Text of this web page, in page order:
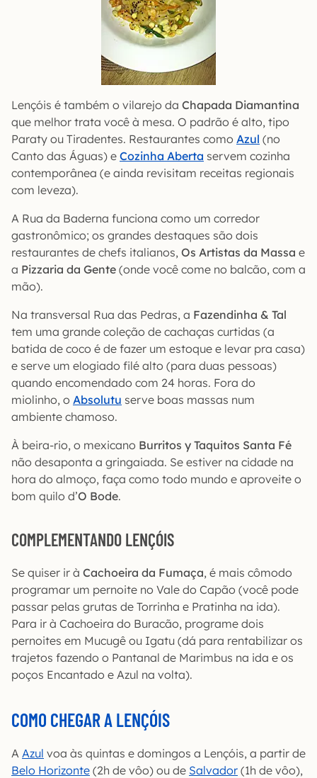
Lençóis é também o vilarejo da Chapada Diamantina
que melhor trata você à mesa. O padrão é alto, tipo
Paraty ou Tiradentes. Restaurantes como Azul (no
Canto das Águas) e Cozinha Aberta servem cozinha
contemporânea (e ainda revisitam receitas regionais
com leveza).
A Rua da Baderna funciona como um corredor
gastronômico; os grandes destaques são dois
restaurantes de chefs italianos, Os Artistas da Massa e
a Pizzaria da Gente (onde você come no balcão, com a
mão).
Na transversal Rua das Pedras, a Fazendinha & Tal
tem uma grande coleção de cachaças curtidas (a
batida de coco é de fazer um estoque e levar pra casa)
e serve um elogiado filé alto (para duas pessoas)
quando encomendado com 24 horas. Fora do
miolinho, o Absolutu serve boas massas num
ambiente chamoso.
À beira-rio, o mexicano Burritos y Taquitos Santa Fé
não desaponta a gringaiada. Se estiver na cidade na
hora do almoço, faça como todo mundo e aproveite o
bom quilo d’O Bode.
COMPLEMENTANDO LENÇÓIS
Se quiser ir à Cachoeira da Fumaça, é mais cômodo
programar um pernoite no Vale do Capão (você pode
passar pelas grutas de Torrinha e Pratinha na ida).
Para ir à Cachoeira do Buracão, programe dois
pernoites em Mucugê ou Igatu (dá para rentabilizar os
trajetos fazendo o Pantanal de Marimbus na ida e os
poços Encantado e Azul na volta).
COMO CHEGAR A LENÇÓIS
A Azul voa às quintas e domingos a Lençóis, a partir de
Belo Horizonte (2h de vôo) ou de Salvador (1h de vôo),